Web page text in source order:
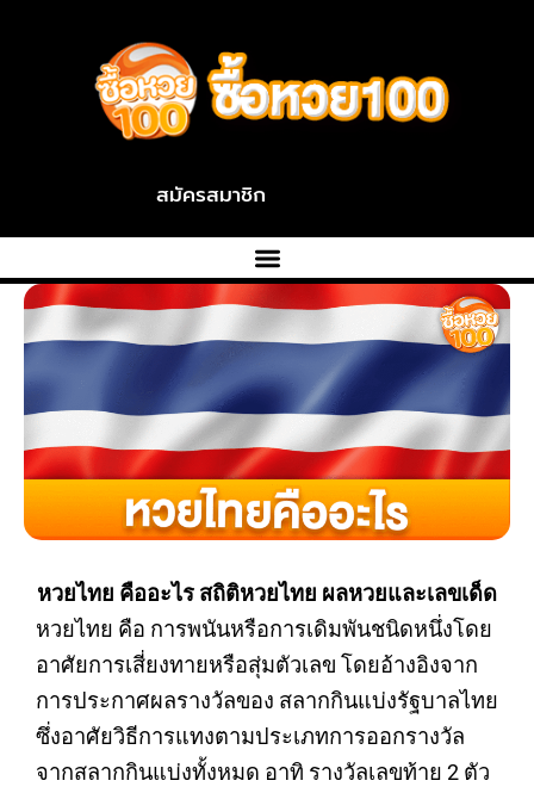
สมัครสมาชิก
หวยไทย คืออะไร สถิติหวยไทย ผลหวยและเลขเด็ด
หวยไทย คือ การพนันหรือการเดิมพันชนิดหนึ่งโดย
อาศัยการเสี่ยงทายหรือสุ่มตัวเลข โดยอ้างอิงจาก
การประกาศผลรางวัลของ สลากกินแบ่งรัฐบาลไทย
ซึ่งอาศัยวิธีการแทงตามประเภทการออกรางวัล
จากสลากกินแบ่งทั้งหมด อาทิ รางวัลเลขท้าย 2 ตัว